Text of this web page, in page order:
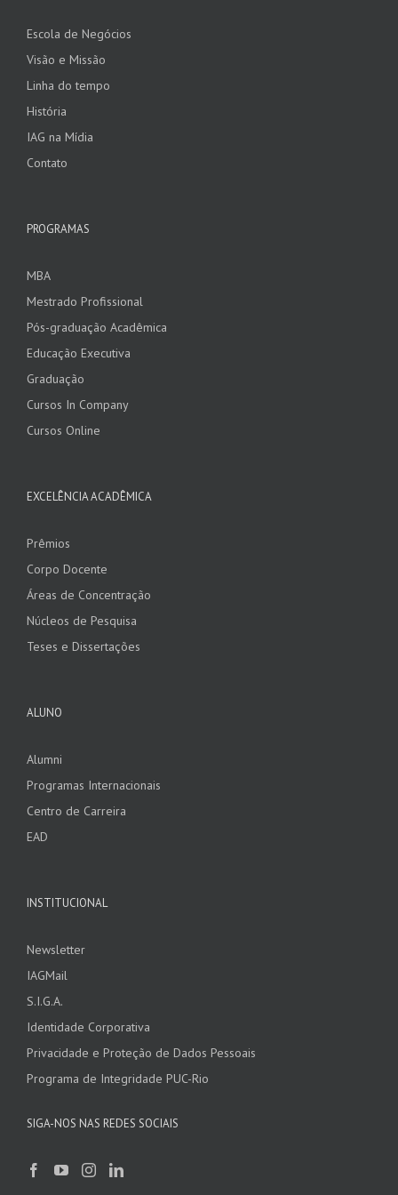
Escola de Negócios
Visão e Missão
Linha do tempo
História
IAG na Mídia
Contato
PROGRAMAS
MBA
Mestrado Profissional
Pós-graduação Acadêmica
Educação Executiva
Graduação
Cursos In Company
Cursos Online
EXCELÊNCIA ACADÊMICA
Prêmios
Corpo Docente
Áreas de Concentração
Núcleos de Pesquisa
Teses e Dissertações
ALUNO
Alumni
Programas Internacionais
Centro de Carreira
EAD
INSTITUCIONAL
Newsletter
IAGMail
S.I.G.A.
Identidade Corporativa
Privacidade e Proteção de Dados Pessoais
Programa de Integridade PUC-Rio
SIGA-NOS NAS REDES SOCIAIS